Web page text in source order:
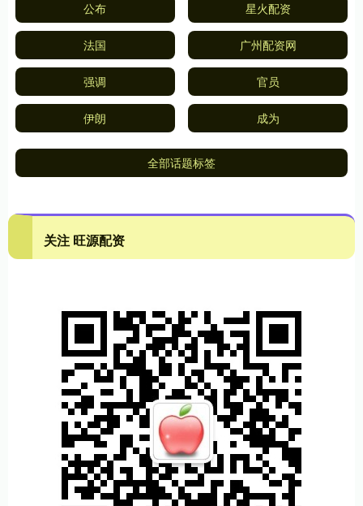
公布 星火配资
法国 广州配资网
强调 官员
伊朗 成为
全部话题标签
关注 旺源配资